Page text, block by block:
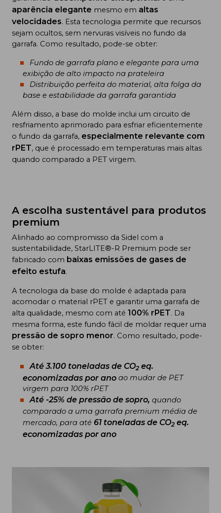
aparência elegante mesmo em altas
velocidades. Esta tecnologia permite que recursos
sejam ocultos, sem nervuras visíveis no fundo da
garrafa. Como resultado, pode-se obter:
Fundo de garrafa plano e elegante para uma
exibição de alto impacto na prateleira
Distribuição perfeita do material, alta folga da
base e estabilidade da garrafa garantida
Além disso, a base do molde inclui um circuito de
resfriamento aprimorado para esfriar eficientemente
o fundo da garrafa, especialmente relevante com
rPET, que é processado em temperaturas mais altas
quando comparado a PET virgem.
A escolha sustentável para produtos
premium
Alinhado ao compromisso da Sidel com a
sustentabilidade, StarLITE®-R Premium pode ser
fabricado com baixas emissões de gases de
efeito estufa.
A tecnologia da base do molde é adaptada para
acomodar o material rPET e garantir uma garrafa de
alta qualidade, mesmo com até 100% rPET. Da
mesma forma, este fundo fácil de moldar requer uma
pressão de sopro menor. Como resultado, pode-
se obter:
Até 3.100 toneladas de CO2 eq.
economizadas por ano ao mudar de PET
virgem para 100% rPET
Até -25% de pressão de sopro, quando
comparado a uma garrafa premium média de
mercado, para até 61 toneladas de CO2 eq.
economizadas por ano